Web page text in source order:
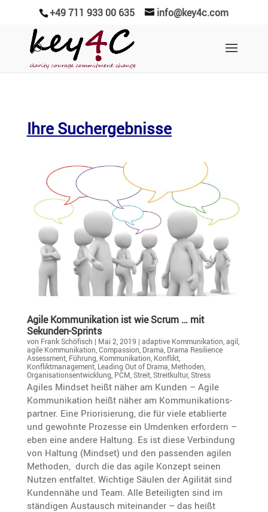
+49 711 933 00 635 info@key4c.com
Ihre Suchergebnisse
Agile Kommu­ni­ka­tion ist wie Scrum … mit
Sekunden-Sprints
von Frank Schöfisch | Mai 2, 2019 | adaptive Kommunikation agil
agile Kommunikation Compassion Drama Drama Resilience
Assessment, Führung Kommunikation Konflikt,
Konfliktmanagement, Leading Out of Drama Methoden
Organisationsentwicklung PCM Streit, Streitkultur, Stress
Agiles Mindset heißt näher am Kunden – Agile
Kommu­ni­ka­tion heißt näher am Kommu­ni­ka­ti­ons­
partner. Eine Priori­sie­rung, die für viele etablierte
und gewohnte Prozesse ein Umdenken erfor­dern –
eben eine andere Haltung. Es ist diese Verbin­dung
von Haltung (Mindset) und den passenden agilen
Methoden, durch die das agile Konzept seinen
Nutzen entfaltet. Wichtige Säulen der Agilität sind
Kunden­nähe und Team. Alle Betei­ligten sind im
ständigen Austausch mitein­ander – das heißt